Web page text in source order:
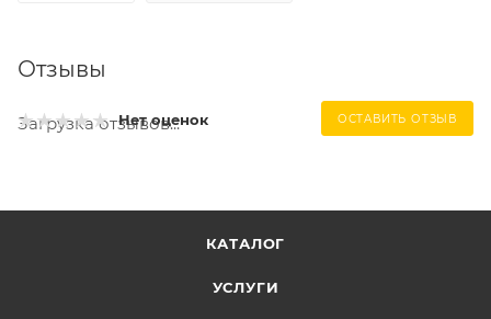
Отзывы
Нет оценок ОСТАВИТЬ ОТЗЫВ
Загрузка отзывов...
КАТАЛОГ
УСЛУГИ